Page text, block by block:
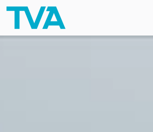
Skip to content